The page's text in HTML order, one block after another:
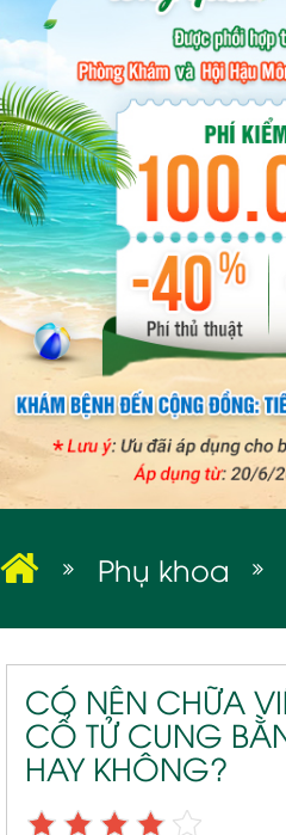
BỆNH HẬU MÔN
BỆNH XÃ HỘI
Phụ khoa
Viêm lộ tuyến cổ
CÓ NÊN CHỮA
CỔ TỬ CUNG
HAY KHÔNG?